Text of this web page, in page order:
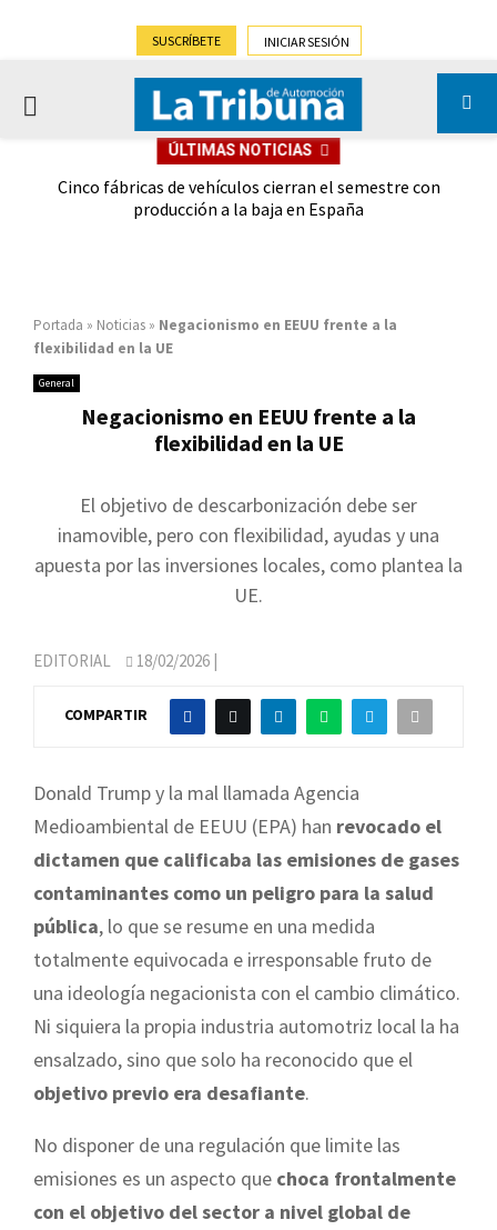
SUSCRÍBETE INICIAR SESIÓN
PRIMARY
ÚLTIMAS NOTICIAS
Cinco fábricas de vehículos cierran el semestre con
producción a la baja en España
Portada » Noticias » Negacionismo en EEUU frente a la
flexibilidad en la UE
General
Negacionismo en EEUU frente a la
flexibilidad en la UE
El objetivo de descarbonización debe ser
inamovible, pero con flexibilidad, ayudas y una
apuesta por las inversiones locales, como plantea la
UE.
EDITORIAL 18/02/2026 |
COMPARTIR
Donald Trump y la mal llamada Agencia
Medioambiental de EEUU (EPA) han revocado el
dictamen que calificaba las emisiones de gases
contaminantes como un peligro para la salud
pública, lo que se resume en una medida
totalmente equivocada e irresponsable fruto de
una ideología negacionista con el cambio climático.
Ni siquiera la propia industria automotriz local la ha
ensalzado, sino que solo ha reconocido que el
objetivo previo era desafiante.
No disponer de una regulación que limite las
emisiones es un aspecto que choca frontalmente
con el objetivo del sector a nivel global de